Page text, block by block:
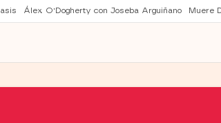
Álex O'Dogherty con Joseba Arguiñano Muere